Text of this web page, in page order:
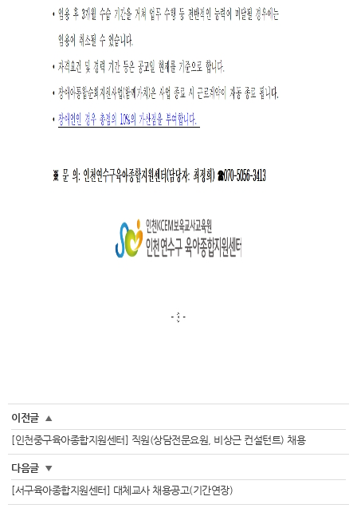
이전글 ▲
[인천중구육아종합지원센터] 직원(상담전문요원, 비상근 컨설턴트) 채용
다음글 ▼
[서구육아종합지원센터] 대체교사 채용공고(기간연장)